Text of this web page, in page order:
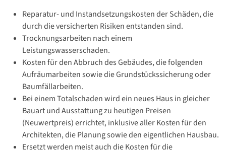
Reparatur- und Instandsetzungskosten der Schäden, die
durch die versicherten Risiken entstanden sind.
Trocknungsarbeiten nach einem
Leistungswasserschaden.
Kosten für den Abbruch des Gebäudes, die folgenden
Aufräumarbeiten sowie die Grundstückssicherung oder
Baumfällarbeiten.
Bei einem Totalschaden wird ein neues Haus in gleicher
Bauart und Ausstattung zu heutigen Preisen
(Neuwertpreis) errichtet, inklusive aller Kosten für den
Architekten, die Planung sowie den eigentlichen Hausbau.
Ersetzt werden meist auch die Kosten für die